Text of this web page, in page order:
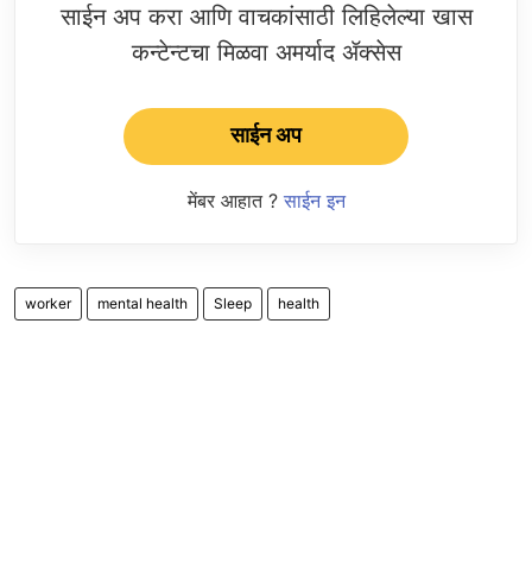
साईन अप करा आणि वाचकांसाठी लिहिलेल्या खास
कन्टेन्टचा मिळवा अमर्याद ॲक्सेस
साईन अप
मेंबर आहात ? साईन इन
worker mental health Sleep health